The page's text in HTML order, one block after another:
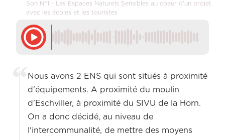
Son N°1 - Les Espaces Naturels Sensibles au coeur d'un projet
avec les écoles et les touristes
Nous avons 2 ENS qui sont situés à proximité
d'équipements. A proximité du moulin
d'Eschviller, à proximité du SIVU de la Horn.
On a donc décidé, au niveau de
l'intercommunalité, de mettre des moyens